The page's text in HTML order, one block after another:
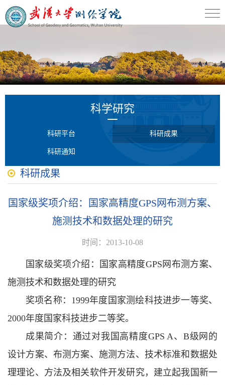
科学研究
科研平台 科研成果
科研通知
科研成果
国家级奖项介绍：国家高精度GPS网布测方案、
施测技术和数据处理的研究
时间：2013-10-08
国家级奖项介绍： 国家高精度GPS 网布测方案、
施测技术和数据处理的研究
奖项名称：1999年度国家测绘科技进步一等奖、
2000年度国家科技进步二等奖。
成果简介：通过对我国高精度GPS A、B级网的
设计方案、布测方案、施测方法、技术标准和数据处
理理论、方法及相关软件开发研究，建立起我国新一